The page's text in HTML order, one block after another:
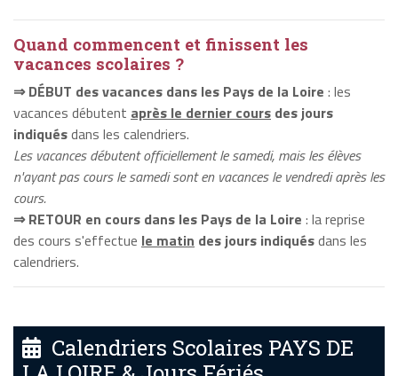
Quand commencent et finissent les
vacances scolaires ?
⇒ DÉBUT des vacances dans les Pays de la Loire : les
vacances débutent après le dernier cours des jours
indiquésdans les calendriers.
Les vacances débutent officiellement le samedi, mais les élèves
n'ayant pas cours le samedi sont en vacances le vendredi après les
cours.
⇒ RETOUR en cours dans les Pays de la Loire : la reprise
des cours s'effectue le matin des jours indiquésdans les
calendriers.
Calendriers Scolaires PAYS DE